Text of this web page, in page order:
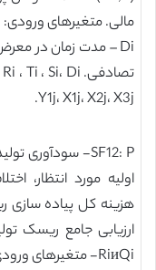
Y1j، X1j، X2j، X3j.
RiиQi- متغیرهای ورودی شکل زبانی با روابطY2j و X4j.